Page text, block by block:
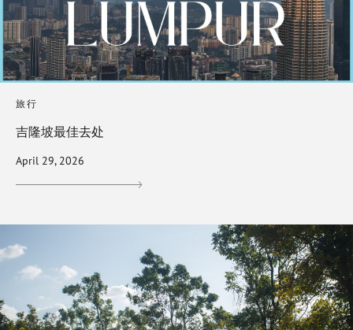
旅行
吉隆坡最佳去处
April 29, 2026